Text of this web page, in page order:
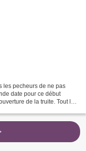
les pecheurs de ne pas
date pour ce début
de la truite. Tout le